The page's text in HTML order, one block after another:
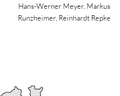
Hans-Werner Meyer, Markus
Runzheimer, Reinhardt Repke